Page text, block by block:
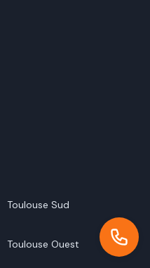
Toulouse Sud
Toulouse Ouest